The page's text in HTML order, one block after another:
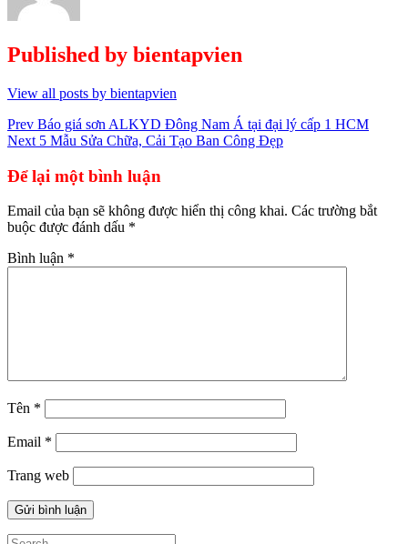
Published by bientapvien
View all posts by bientapvien
Điều
hướng
bài
viết
Prev Báo giá sơn ALKYD Đông Nam Á tại đại lý cấp 1 HCM
Next 5 Mẫu Sửa Chữa, Cải Tạo Ban Công Đẹp
Để lại một bình luận
Email của bạn sẽ không được hiển thị công khai. Các trường bắt
buộc được đánh dấu *
Bình luận *
Tên *
Email *
Trang web